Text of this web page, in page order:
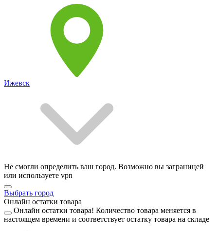
Ижевск
Не смогли определить ваш город. Возможно вы заграницей
или используете vpn
Выбрать город
Онлайн остатки товара
Онлайн остатки товара! Количество товара меняется в
настоящем времени и соответствует остатку товара на складе